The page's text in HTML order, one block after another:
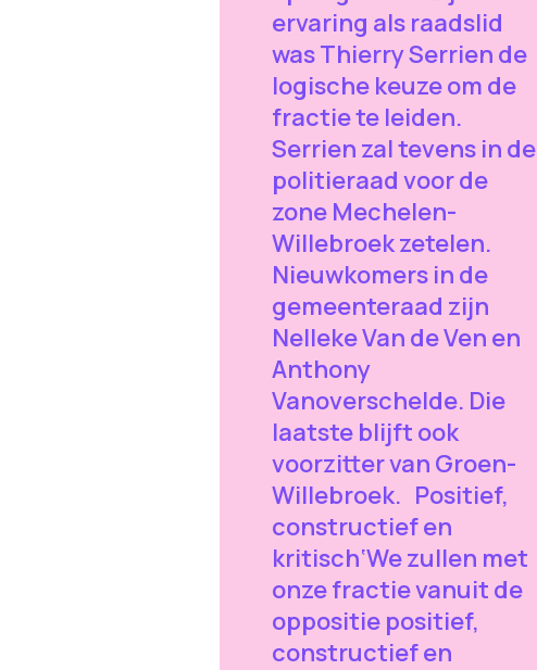
ervaring als raadslid
was Thierry Serrien de
logische keuze om de
fractie te leiden.
Serrien zal tevens in de
politieraad voor de
zone Mechelen-
Willebroek zetelen.
Nieuwkomers in de
gemeenteraad zijn
Nelleke Van de Ven en
Anthony
Vanoverschelde. Die
laatste blijft ook
voorzitter van Groen-
Willebroek. Positief,
constructief en
kritisch‘We zullen met
onze fractie vanuit de
oppositie positief,
constructief en